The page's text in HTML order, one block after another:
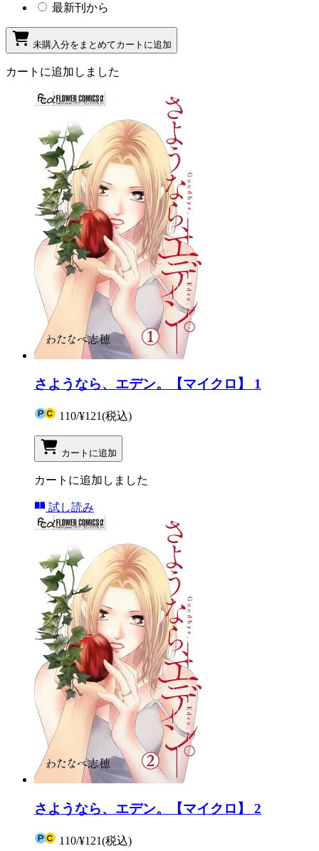
最新刊から
未購入分をまとめてカートに追加
カートに追加しました
さようなら、エデン。【マイクロ】 1
110/¥121(税込)
カートに追加
カートに追加しました
試し読み
さようなら、エデン。【マイクロ】 2
110/¥121(税込)